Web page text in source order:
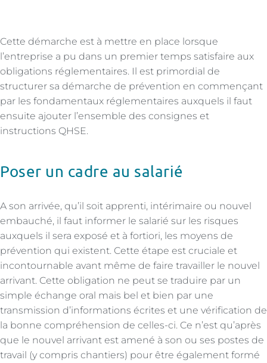
Cette démarche est à mettre en place lorsque
l’entreprise a pu dans un premier temps satisfaire aux
obligations réglementaires. Il est primordial de
structurer sa démarche de prévention en commençant
par les fondamentaux réglementaires auxquels il faut
ensuite ajouter l’ensemble des consignes et
instructions QHSE.
Poser un cadre au salarié
A son arrivée, qu’il soit apprenti, intérimaire ou nouvel
embauché, il faut informer le salarié sur les risques
auxquels il sera exposé et à fortiori, les moyens de
prévention qui existent. Cette étape est cruciale et
incontournable avant même de faire travailler le nouvel
arrivant. Cette obligation ne peut se traduire par un
simple échange oral mais bel et bien par une
transmission d’informations écrites et une vérification de
la bonne compréhension de celles-ci. Ce n’est qu’après
que le nouvel arrivant est amené à son ou ses postes de
travail (y compris chantiers) pour être également formé